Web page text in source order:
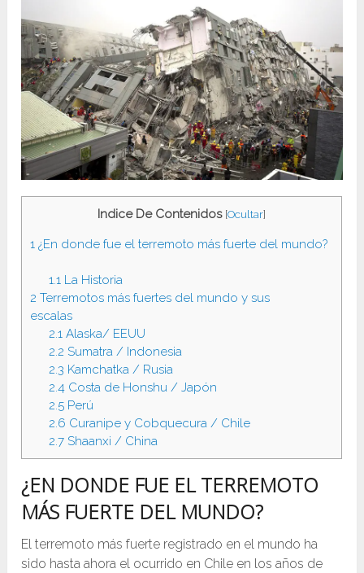
Indice De Contenidos [Ocultar]
1 ¿En donde fue el terremoto más fuerte del mundo?
1.1La Historia
2 Terremotos más fuertes del mundo y sus
escalas
2.1Alaska/ EEUU
2.2 Sumatra / Indonesia
2.3 Kamchatka / Rusia
2.4Costa de Honshu / Japón
2.5Perú
2.6 Curanipe y Cobquecura / Chile
2.7Shaanxi / China
¿EN DONDE FUE EL TERREMOTO
MÁS FUERTE DEL MUNDO?
El terremoto más fuerte registrado en el mundo ha
sido hasta ahora el ocurrido en Chile en los años de